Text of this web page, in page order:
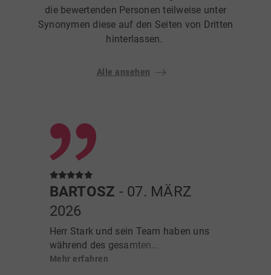
die bewertenden Personen teilweise unter
Synonymen diese auf den Seiten von Dritten
hinterlassen.
Alle ansehen
BARTOSZ - 07. MÄRZ
2026
Herr Stark und sein Team haben uns
während des gesamten
Verkaufsprozesses unseres Hauses
Mehr erfahren